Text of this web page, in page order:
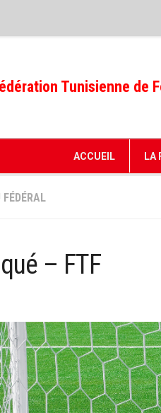
Tunisienne de
ACCUEIL LA
FÉDÉRAL
– FTF